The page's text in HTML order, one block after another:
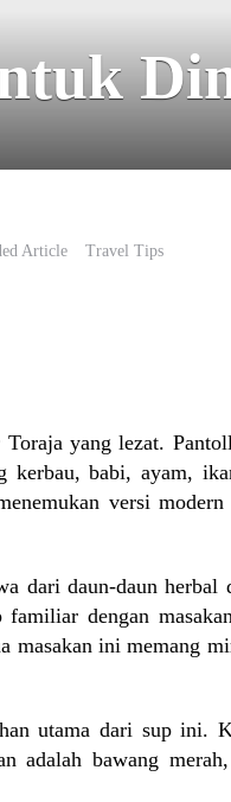
Article Travel Tips
yang lezat.
kerbau, babi, ayam,
versi
dari daun-daun herbal
dengan
masakan ini memang
utama dari sup ini.
adalah bawang